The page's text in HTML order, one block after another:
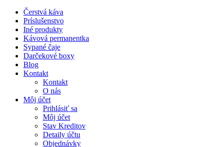
Čerstvá káva
Príslušenstvo
Iné produkty
Kávová permanentka
Sypané čaje
Darčekové boxy
Blog
Kontakt
Kontakt
O nás
Môj účet
Prihlásiť sa
Môj účet
Stav Kreditov
Detaily účtu
Objednávky